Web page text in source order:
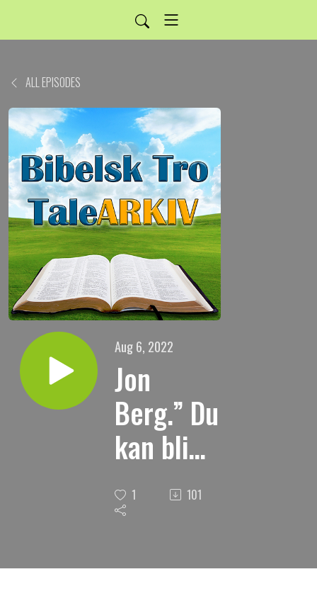
ALL EPISODES
Aug 6, 2022
Jon
Berg.” Du
kan bli
glad! Om
Sakkeus.”
1 101